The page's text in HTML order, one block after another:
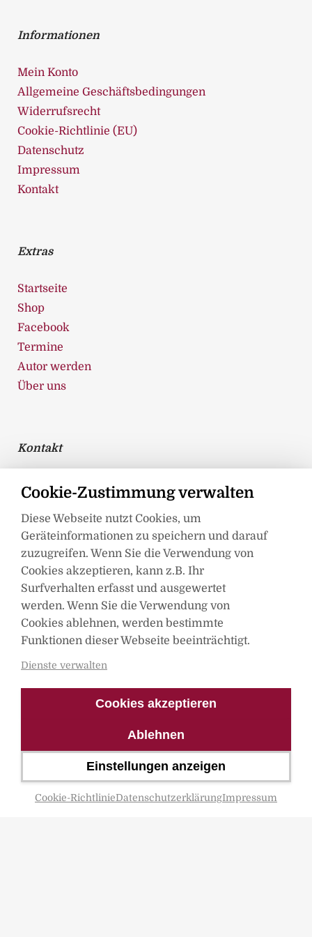
Cookie-Zustimmung verwalten
Diese Webseite nutzt Cookies, um
Geräteinformationen zu speichern und darauf
zuzugreifen. Wenn Sie die Verwendung von
Cookies akzeptieren, kann z.B. Ihr
Surfverhalten erfasst und ausgewertet
werden. Wenn Sie die Verwendung von
Cookies ablehnen, werden bestimmte
Funktionen dieser Webseite beeinträchtigt.
Dienste verwalten
Cookies akzeptieren
Ablehnen
Einstellungen anzeigen
Cookie-RichtlinieDatenschutzerklärungImpressum
Informationen
Mein Konto
Allgemeine Geschäftsbedingungen
Widerrufsrecht
Cookie-Richtlinie (EU)
Datenschutz
Impressum
Kontakt
Extras
Startseite
Shop
Facebook
Termine
Autor werden
Über uns
Kontakt
Spica Verlag GmbH
17237 Blumenholz
Telefon: 0395 362 99 360
Telefax: 0395 362 993 89
info@spica-verlag.de